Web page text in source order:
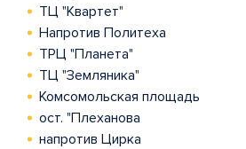
ТЦ "Квартет"
Напротив Политеха
ТРЦ "Планета"
ТЦ "Земляника"
Комсомольская площадь
ост. "Плеханова
напротив Цирка